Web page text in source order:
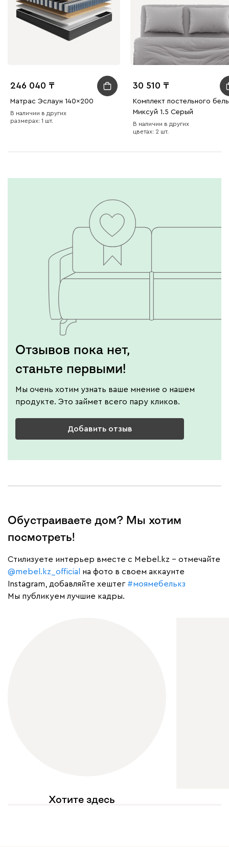
246 040
Матрас Эслаун 140x200
В наличии в других
размерах: 1 шт.
30 510
Комплект постельного
Миксуй 1.5 Серый
В наличии в других
цветах: 2 шт.
Отзывов пока нет,
станьте первыми!
Мы очень хотим узнать ваше мнение о нашем
продукте. Это займет всего пару кликов.
Добавить отзыв
Обустраиваете дом? Мы хотим
посмотреть!
Cтилизуете интерьер вместе с Mebel.kz – отмечайте
@mebel.kz_official
на фото в своем аккаунте
Instagram, добавляйте хештег #моямебелькз
Мы публикуем лучшие кадры.
Хотите здесь